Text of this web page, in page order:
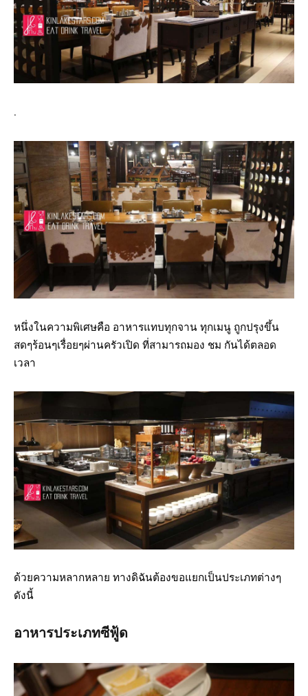
.
หนึ่งในความพิเศษคือ อาหารแทบทุกจาน ทุกเมนู ถูกปรุงขึ้น
สดๆร้อนๆเรื่อยๆผ่านครัวเปิด ที่สามารถมอง ชม กันได้ตลอด
เวลา
ด้วยความหลากหลาย ทางดิฉันต้องขอแยกเป็นประเภทต่างๆ
ดังนี้
อาหารประเภทซีฟู้ด